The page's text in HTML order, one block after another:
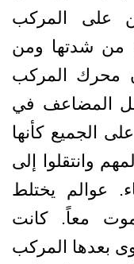
على المركب
من شدتها ومن
محرك المركب
المضاعف في
الجميع كأنها
وانتقلوا إلى
عوالم يختلط
معاً. كانت
بعدها المركب